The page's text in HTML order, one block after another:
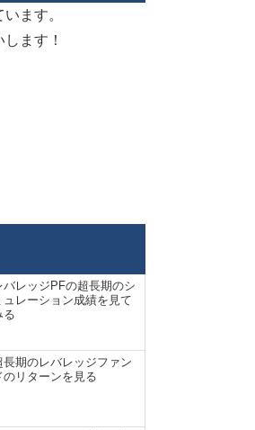
ます。
ます！
バレッジPFの超長期のシ
ュレーション成績を見て
る
長期のレバレッジファン
のリターンを見る